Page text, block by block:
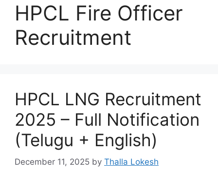
HPCL Fire Officer
Recruitment
HPCL LNG Recruitment
2025 – Full Notification
(Telugu + English)
December 11, 2025 by Thalla Lokesh